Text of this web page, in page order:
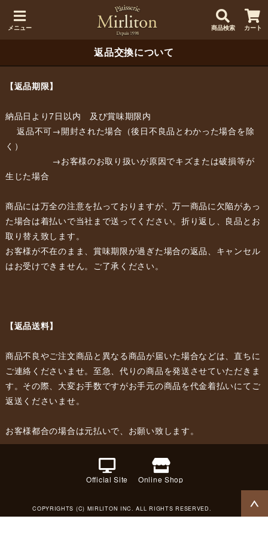
メニュー 商品検索 カート
返品交換について
【返品期限】
納品日より7日以内 及び賞味期限内
返品不可→開封された場合（後日不良品とわかった場合を除
く）
→お客様のお取り扱いが原因でキズまたは破損等が
生じた場合
商品には万全の注意を払っておりますが、万一商品に欠陥があっ
た場合は着払いで当社まで送ってください。折り返し、良品とお
取り替え致します。
お客様が不在のまま、賞味期限が過ぎた場合の返品、キャンセル
はお受けできません。ご了承ください。
【返品送料】
商品不良やご注文商品と異なる商品が届いた場合などは、直ちに
ご連絡くださいませ。至急、代りの商品を発送させていただきま
す。その際、大変お手数ですがお手元の商品を代金着払いにてご
返送くださいませ。
お客様都合の場合は元払いで、お願い致します。
Official Site Online Shop
COPYRIGHTS (C) MIRLITON INC. ALL RIGHTS RESERVED.